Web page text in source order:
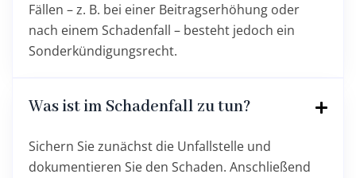
Fällen – z. B. bei einer Beitragserhöhung oder
nach einem Schadenfall – besteht jedoch ein
Sonderkündigungsrecht.
Was ist im Schadenfall zu tun?
Sichern Sie zunächst die Unfallstelle und
dokumentieren Sie den Schaden. Anschließend